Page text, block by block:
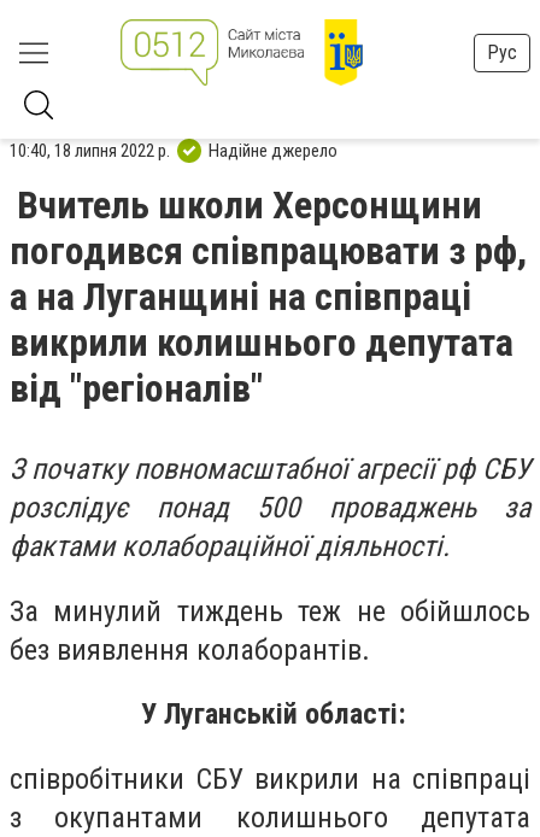
Рус
10:40, 18 липня 2022 р. Надійне джерело
Вчитель школи Херсонщини
погодився співпрацювати з рф,
а на Луганщині на співпраці
викрили колишнього депутата
від "регіоналів"
З початку повномасштабної агресії рф СБУ
розслідує понад 500 проваджень за
фактами колабораційної діяльності.
За минулий тиждень теж не обійшлось
без виявлення колаборантів.
У Луганській області:
співробітники СБУ викрили на співпраці
з окупантами колишнього депутата